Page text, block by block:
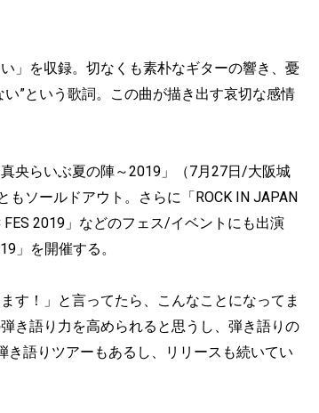
」を収録。切なくも素朴なギターの響き、憂
”という歌詞。この曲が描き出す哀切な感情
央らいぶ夏の陣～2019」（7月27日/大阪城
ソールドアウト。さらに「ROCK IN JAPAN
FES 2019」などのフェス/イベントにも出演
」を開催する。
す！」と言ってたら、こんなことになってま
き語り力を高められると思うし、弾き語りの
語りツアーもあるし、リリースも続いてい